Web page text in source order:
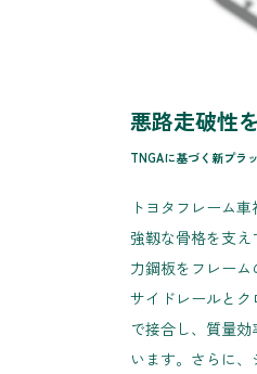
悪路走破性
TNGAに基づく新プラ
トヨタフレーム車
強靱な骨格を支
力鋼板をフレーム
サイドレールと
で接合し、質量
います。さらに